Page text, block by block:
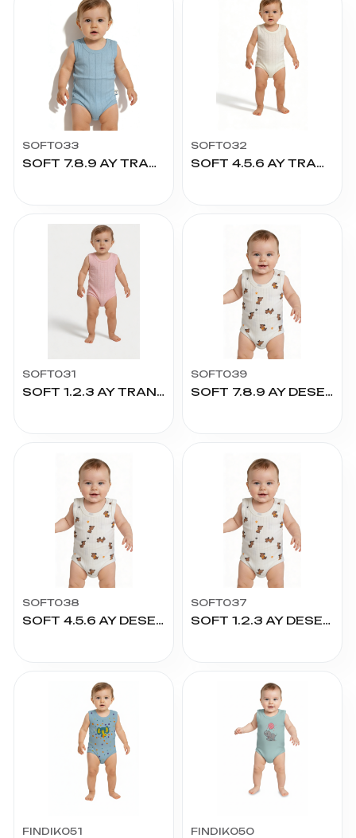
SOFT033
SOFT 7.8.9 AY TRANSFER RİBANA ÇITÇITLI
SOFT032
SOFT 4.5.6 AY TRANSFER RİBANA ÇITÇITLI
SOFT031
SOFT 1.2.3 AY TRANSFER RİBANA ÇITÇITLI
SOFT039
SOFT 7.8.9 AY DESENLİ KÖPEK ÇITÇITLI
SOFT038
SOFT 4.5.6 AY DESENLİ KÖPEK ÇITÇITLI
SOFT037
SOFT 1.2.3 AY DESENLİ KÖPEK ÇITÇITLI
FINDIK051 FINDIK050